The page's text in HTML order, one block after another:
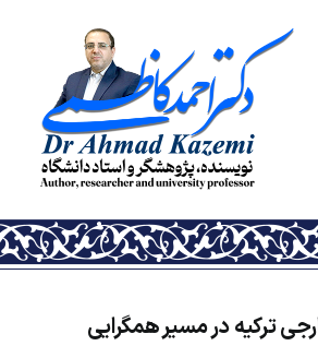
ترکیه در مسیر همگرایی